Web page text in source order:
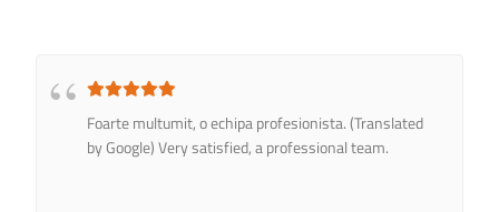
Foarte multumit, o echipa profesionista. (Translated
by Google) Very satisfied, a professional team.